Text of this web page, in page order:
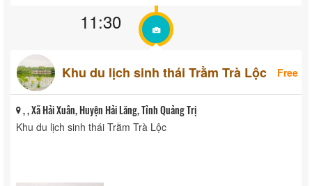
11:30
Khu du lịch sinh thái Trằm Trà Lộc Free
, , Xã Hải Xuân, Huyện Hải Lăng, Tỉnh Quảng Trị
Khu du lịch sinh thái Trằm Trà Lộc